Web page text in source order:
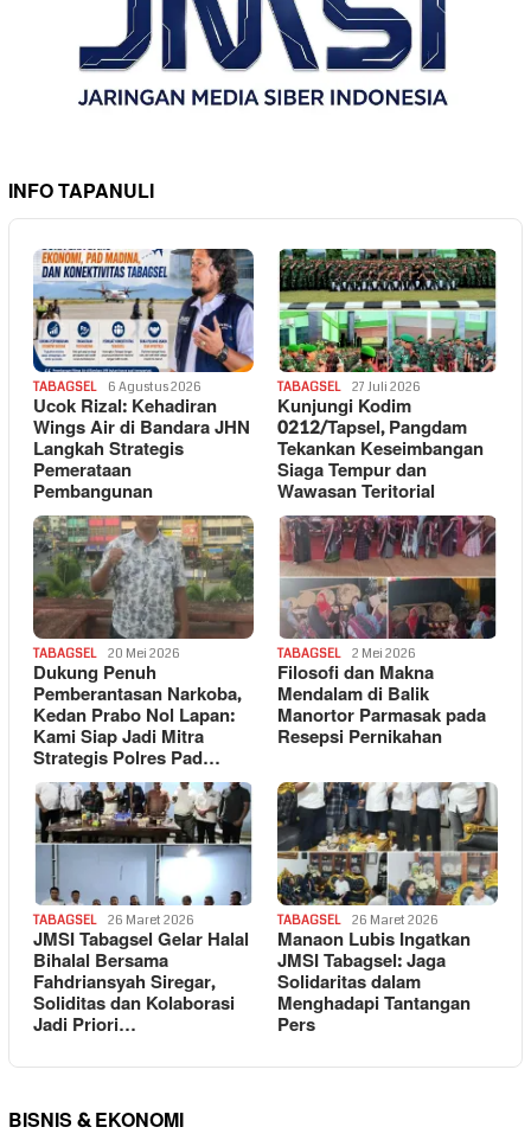
INFO TAPANULI
TABAGSEL 6 Agustus 2026
Ucok Rizal: Kehadiran
Wings Air di Bandara JHN
Langkah Strategis
Pemerataan
Pembangunan
TABAGSEL 27 Juli 2026
Kunjungi Kodim
0212/Tapsel, Pangdam
Tekankan Keseimbangan
Siaga Tempur dan
Wawasan Teritorial
TABAGSEL 20 Mei 2026
Dukung Penuh
Pemberantasan Narkoba,
Kedan Prabo Nol Lapan:
Kami Siap Jadi Mitra
Strategis Polres Pad…
TABAGSEL 2 Mei 2026
Filosofi dan Makna
Mendalam di Balik
Manortor Parmasak pada
Resepsi Pernikahan
TABAGSEL 26 Maret 2026
JMSI Tabagsel Gelar Halal
Bihalal Bersama
Fahdriansyah Siregar,
Soliditas dan Kolaborasi
Jadi Priori…
TABAGSEL 26 Maret 2026
Manaon Lubis Ingatkan
JMSI Tabagsel: Jaga
Solidaritas dalam
Menghadapi Tantangan
Pers
BISNIS & EKONOMI